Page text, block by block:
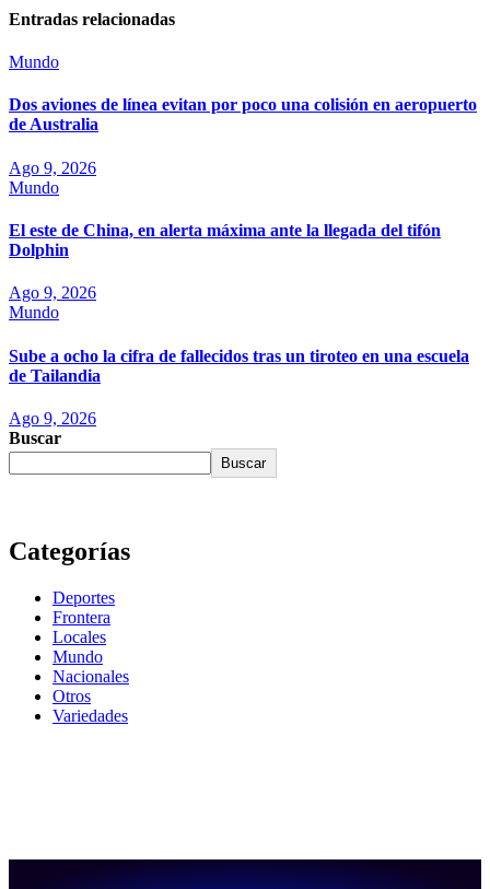
Entradas relacionadas
Mundo
Dos aviones de línea evitan por poco una colisión en aeropuerto
de Australia
Ago 9, 2026
Mundo
El este de China, en alerta máxima ante la llegada del tifón
Dolphin
Ago 9, 2026
Mundo
Sube a ocho la cifra de fallecidos tras un tiroteo en una escuela
de Tailandia
Ago 9, 2026
Buscar
Buscar
Categorías
Deportes
Frontera
Locales
Mundo
Nacionales
Otros
Variedades